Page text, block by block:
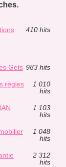
410 hits
Gets 983 hits
règles
1 010
hits
1 103
hits
1 048
hits
2 312
hits